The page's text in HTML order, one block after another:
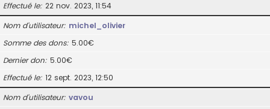
Effectué le 22 nov. 2023, 11:54
Nom d’utilisateur michel_olivier
Somme des dons 5.00€
Dernier don 5.00€
Effectué le 12 sept. 2023, 12:50
Nom d’utilisateur vavou